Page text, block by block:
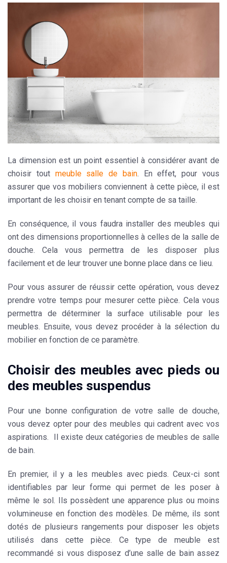
La dimension est un point essentiel à considérer avant de
choisir tout meuble salle de bain. En effet, pour vous
assurer que vos mobiliers conviennent à cette pièce, il est
important de les choisir en tenant compte de sa taille.
En conséquence, il vous faudra installer des meubles qui
ont des dimensions proportionnelles à celles de la salle de
douche. Cela vous permettra de les disposer plus
facilement et de leur trouver une bonne place dans ce lieu.
Pour vous assurer de réussir cette opération, vous devez
prendre votre temps pour mesurer cette pièce. Cela vous
permettra de déterminer la surface utilisable pour les
meubles. Ensuite, vous devez procéder à la sélection du
mobilier en fonction de ce paramètre.
Choisir des meubles avec pieds ou
des meubles suspendus
Pour une bonne configuration de votre salle de douche,
vous devez opter pour des meubles qui cadrent avec vos
aspirations. Il existe deux catégories de meubles de salle
de bain.
En premier, il y a les meubles avec pieds. Ceux-ci sont
identifiables par leur forme qui permet de les poser à
même le sol. Ils possèdent une apparence plus ou moins
volumineuse en fonction des modèles. De même, ils sont
dotés de plusieurs rangements pour disposer les objets
utilisés dans cette pièce. Ce type de meuble est
recommandé si vous disposez d’une salle de bain assez